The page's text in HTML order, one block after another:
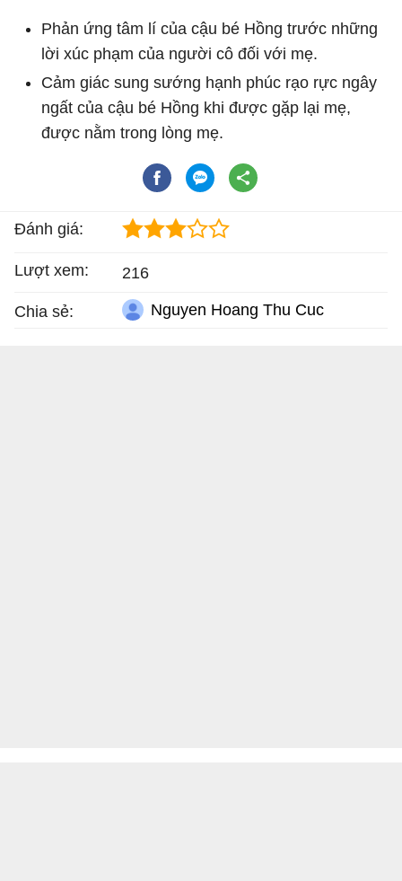
Phản ứng tâm lí của cậu bé Hồng trước những
lời xúc phạm của người cô đối với mẹ.
Cảm giác sung sướng hạnh phúc rạo rực ngây
ngất của cậu bé Hồng khi được gặp lại mẹ,
được nằm trong lòng mẹ.
Đánh giá:
Lượt xem: 216
Chia sẻ: Nguyen Hoang Thu Cuc